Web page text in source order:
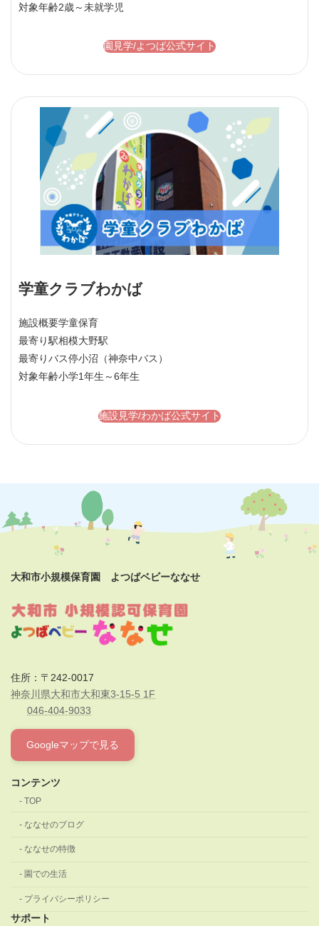
対象年齢2歳～未就学児
園見学/よつば公式サイト
学童クラブわかば
施設概要学童保育
最寄り駅相模大野駅
最寄りバス停小沼（神奈中バス）
対象年齢小学1年生～6年生
施設見学/わかば公式サイト
大和市小規模保育園 よつばベビーななせ
住所：〒242-0017
神奈川県大和市大和東3-15-5 1F
046-404-9033
Googleマップで見る
コンテンツ
TOP
ななせのブログ
ななせの特徴
園での生活
プライバシーポリシー
サポート